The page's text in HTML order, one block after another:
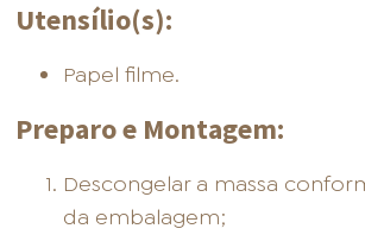
Utensílio(s):
Papel filme.
Preparo e Montagem:
Descongelar a massa
da embalagem;